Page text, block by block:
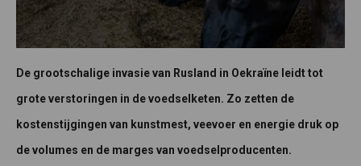
De grootschalige invasie van Rusland in Oekraïne leidt tot
grote verstoringen in de voedselketen. Zo zetten de
kostenstijgingen van kunstmest, veevoer en energie druk op
de volumes en de marges van voedselproducenten.